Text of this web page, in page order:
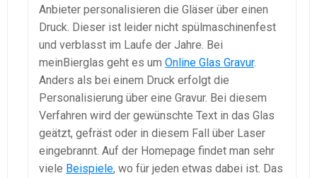
Anbieter personalisieren die Gläser über einen
Druck. Dieser ist leider nicht spülmaschinenfest
und verblasst im Laufe der Jahre. Bei
meinBierglas geht es um Online Glas Gravur.
Anders als bei einem Druck erfolgt die
Personalisierung über eine Gravur. Bei diesem
Verfahren wird der gewünschte Text in das Glas
geätzt, gefräst oder in diesem Fall über Laser
eingebrannt. Auf der Homepage findet man sehr
viele Beispiele, wo für jeden etwas dabei ist. Das